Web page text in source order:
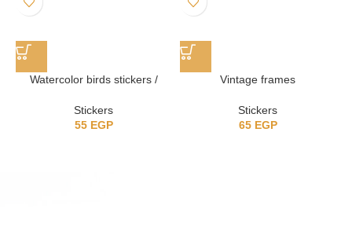
Watercolor birds stickers /
Stickers
55 EGP
Vintage frames
Stickers
65 EGP